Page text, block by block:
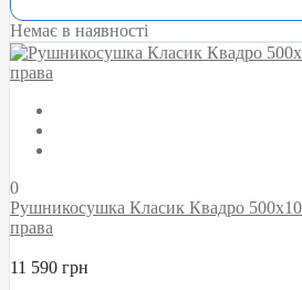
Немає в наявності
0
Рушникосушка Класик Квадро
права
11 590 грн